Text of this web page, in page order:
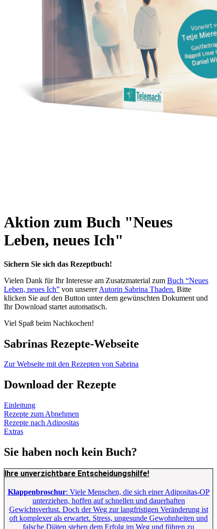
Aktion zum Buch "Neues
Leben, neues Ich"
Sichern Sie sich das Rezeptbuch!
Vielen Dank für Ihr Interesse am Zusatzmaterial zum Buch “Neues
Leben, neues Ich” von unsererAutorin Sabrina Thaden. Bitte
klicken Sie auf den Button unter dem gewünschten Dokument und
Ihr Download startet automatisch.
Viel Spaß beim Nachkochen!
Sabrinas Rezepte-Webseite
Zur Webseite mit den Rezepten von Sabrina
Download der Rezepte
Einleitung
Rezepte zum Abnehmen
Rezepte nach Adipositas
Extras
Sie haben noch kein Buch?
Ihre unverzichtbare Entscheidungshilfe!
Klappenbroschur: Viele Menschen, die sich einer Adipositas-OP
unterziehen, hoffen auf schnellen und dauerhaften
Gewichtsverlust. Doch der Weg zur langfristigen Veränderung ist
oft komplexer als erwartet. Stress, ungesunde Gewohnheiten und
falsche Diäten stehen dem Erfolg im Weg und führen zu